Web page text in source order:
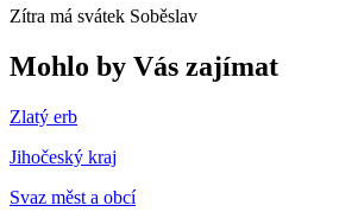
Zítra má svátek Soběslav
Mohlo by Vás zajímat
Zlatý erb
Jihočeský kraj
Svaz měst a obcí